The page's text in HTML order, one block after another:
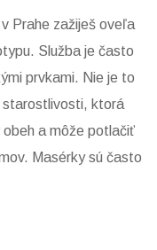
Prahe zažiješ oveľa
Služba je často
prvkami. Nie je to
starostlivosti, ktorá
a môže potlačiť
Masérky sú často